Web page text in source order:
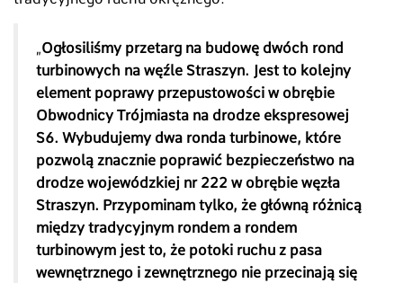
„Ogłosiliśmy przetarg na budowę dwóch rond
turbinowych na węźle Straszyn. Jest to kolejny
element poprawy przepustowości w obrębie
Obwodnicy Trójmiasta na drodze ekspresowej
S6. Wybudujemy dwa ronda turbinowe, które
pozwolą znacznie poprawić bezpieczeństwo na
drodze wojewódzkiej nr 222 w obrębie węzła
Straszyn. Przypominam tylko, że główną różnicą
między tradycyjnym rondem a rondem
turbinowym jest to, że potoki ruchu z pasa
wewnętrznego i zewnętrznego nie przecinają się